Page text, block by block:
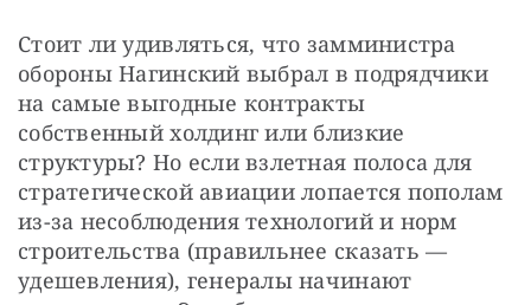
Стоит ли удивляться, что замминистра
обороны Нагинский выбрал в подрядчики
на самые выгодные контракты
собственный холдинг или близкие
структуры? Но если взлетная полоса для
стратегической авиации лопается пополам
из-за несоблюдения технологий и норм
строительства (правильнее сказать —
удешевления), генералы начинают